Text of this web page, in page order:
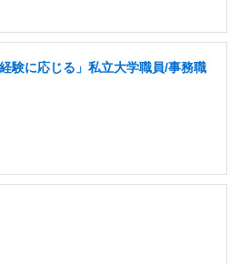
験に応じる」私立大学職員/事務職